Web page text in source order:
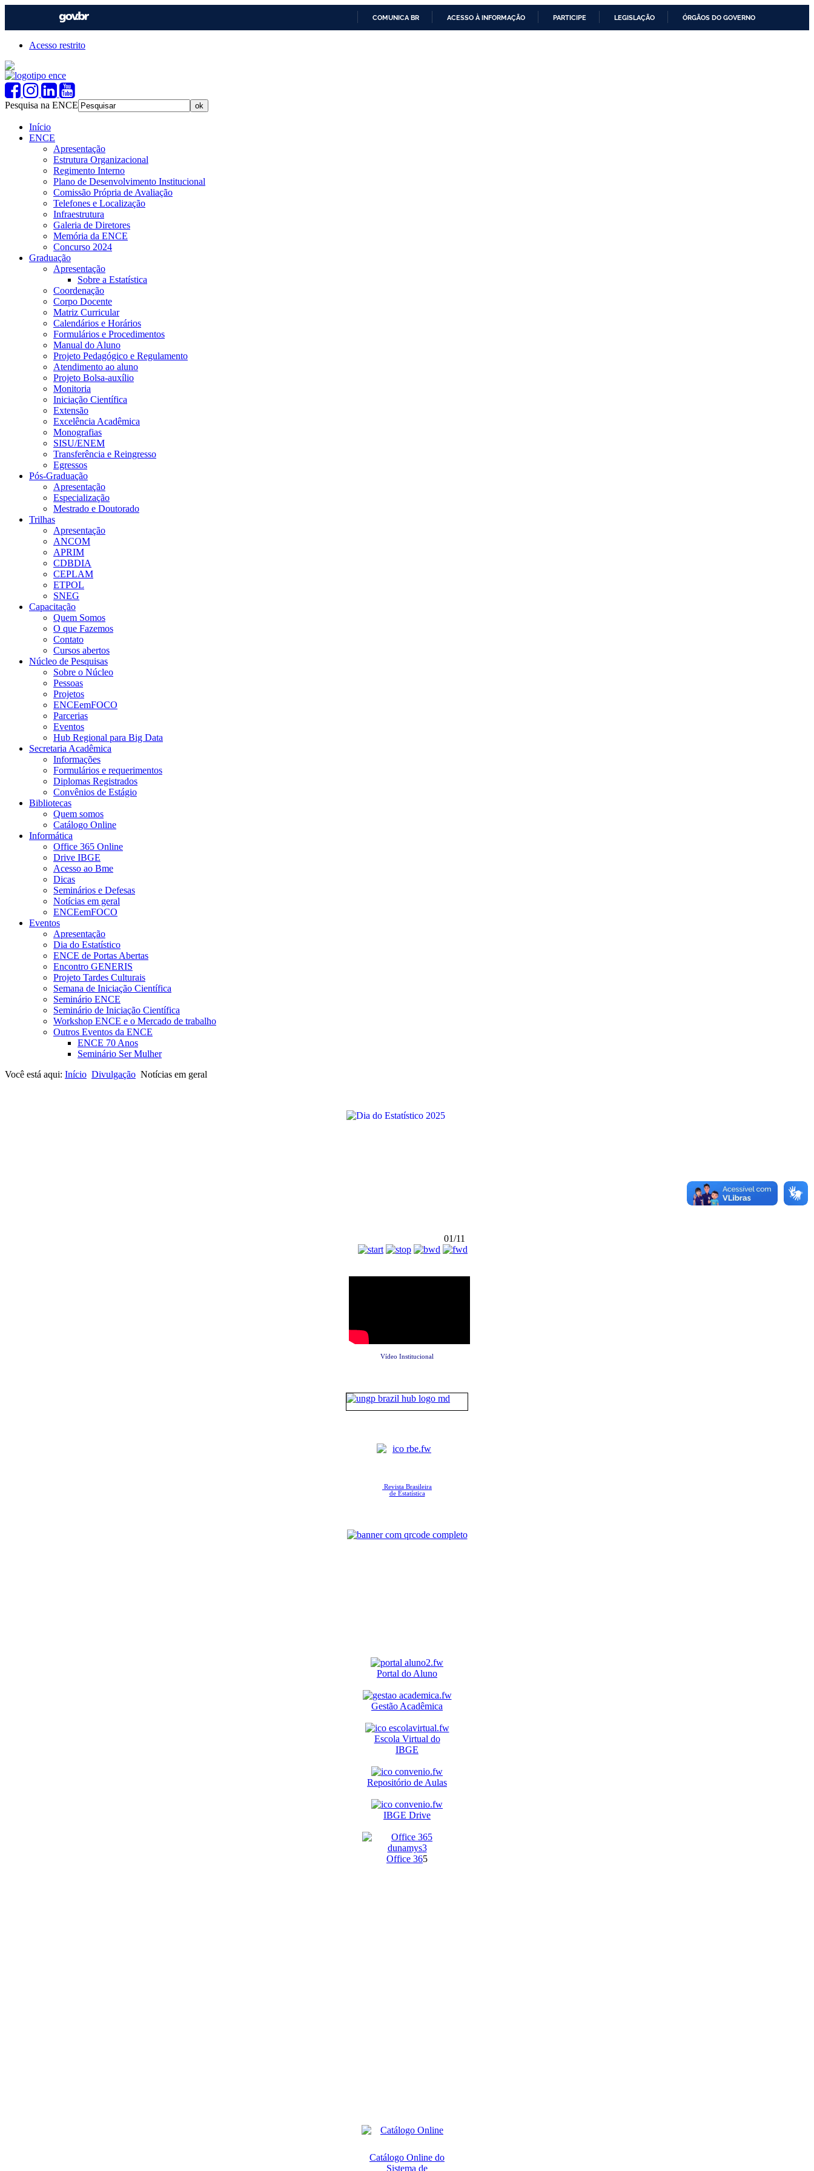
COMUNICA BR ACESSO À INFORMAÇÃO PARTICIPE LEGISLAÇÃO ÓRGÃOS DO GOVERNO
Acesso restrito
Pesquisa na ENCE
Início
ENCE
Apresentação
Estrutura Organizacional
Regimento Interno
Plano de Desenvolvimento Institucional
Comissão Própria de Avaliação
Telefones e Localização
Infraestrutura
Galeria de Diretores
Memória da ENCE
Concurso 2024
Graduação
Apresentação
Sobre a Estatística
Coordenação
Corpo Docente
Matriz Curricular
Calendários e Horários
Formulários e Procedimentos
Manual do Aluno
Projeto Pedagógico e Regulamento
Atendimento ao aluno
Projeto Bolsa-auxílio
Monitoria
Iniciação Científica
Extensão
Excelência Acadêmica
Monografias
SISU/ENEM
Transferência e Reingresso
Egressos
Pós-Graduação
Apresentação
Especialização
Mestrado e Doutorado
Trilhas
Apresentação
ANCOM
APRIM
CDBDIA
CEPLAM
ETPOL
SNEG
Capacitação
Quem Somos
O que Fazemos
Contato
Cursos abertos
Núcleo de Pesquisas
Sobre o Núcleo
Pessoas
Projetos
ENCEemFOCO
Parcerias
Eventos
Hub Regional para Big Data
Secretaria Acadêmica
Informações
Formulários e requerimentos
Diplomas Registrados
Convênios de Estágio
Bibliotecas
Quem somos
Catálogo Online
Informática
Office 365 Online
Drive IBGE
Acesso ao Bme
Dicas
Seminários e Defesas
Notícias em geral
ENCEemFOCO
Eventos
Apresentação
Dia do Estatístico
ENCE de Portas Abertas
Encontro GENERIS
Projeto Tardes Culturais
Semana de Iniciação Científica
Seminário ENCE
Seminário de Iniciação Científica
Workshop ENCE e o Mercado de trabalho
Outros Eventos da ENCE
ENCE 70 Anos
Seminário Ser Mulher
Você está aqui: Início Divulgação Notícias em geral
01/11
Vídeo Institucional
Revista Brasileira
de Estatística
Portal do Aluno
Gestão Acadêmica
Escola Virtual do
IBGE
Repositório de Aulas
IBGE Drive
Office 365
Catálogo Online do
Sistema de